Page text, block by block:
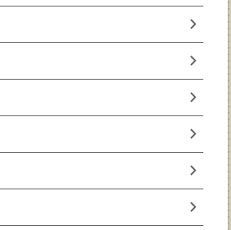
chevron_right
chevron_right
chevron_right
chevron_right
chevron_right
chevron_right